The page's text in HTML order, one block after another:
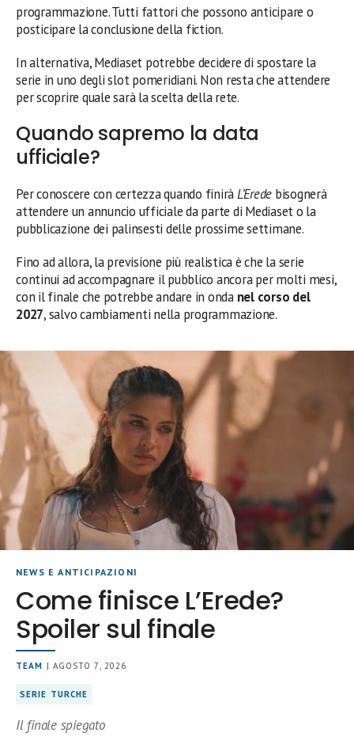
programmazione. Tutti fattori che possono anticipare o
posticipare la conclusione della fiction.
In alternativa, Mediaset potrebbe decidere di spostare la
serie in uno degli slot pomeridiani. Non resta che attendere
per scoprire quale sarà la scelta della rete.
Quando sapremo la data
ufficiale?
Per conoscere con certezza quando finiràL’Erede bisognerà
attendere un annuncio ufficiale da parte di Mediaset o la
pubblicazione dei palinsesti delle prossime settimane.
Fino ad allora, la previsione più realistica è che la serie
continui ad accompagnare il pubblico ancora per molti mesi,
con il finale che potrebbe andare in onda nel corso del
2027, salvo cambiamenti nella programmazione.
NEWS E ANTICIPAZIONI
Come finisce L’Erede?
Spoiler sul finale
TEAM | AGOSTO 7, 2026
SERIE TURCHE
Il finale spiegato